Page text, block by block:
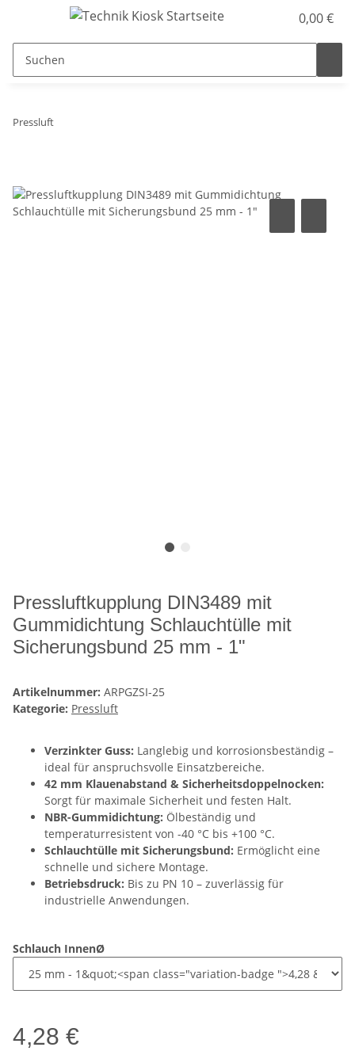
0,00 €
Pressluft
Pressluftkupplung DIN3489 mit
Gummidichtung Schlauchtülle mit
Sicherungsbund 25 mm - 1"
Artikelnummer: ARPGZSI-25
Kategorie: Pressluft
Verzinkter Guss: Langlebig und korrosionsbeständig –
ideal für anspruchsvolle Einsatzbereiche.
42 mm Klauenabstand & Sicherheitsdoppelnocken:
Sorgt für maximale Sicherheit und festen Halt.
NBR-Gummidichtung: Ölbeständig und
temperaturresistent von -40 °C bis +100 °C.
Schlauchtülle mit Sicherungsbund: Ermöglicht eine
schnelle und sichere Montage.
Betriebsdruck: Bis zu PN 10 – zuverlässig für
industrielle Anwendungen.
Schlauch InnenØ
4,28 €